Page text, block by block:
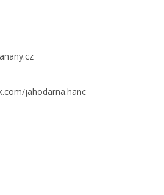
jahodarna.hanc